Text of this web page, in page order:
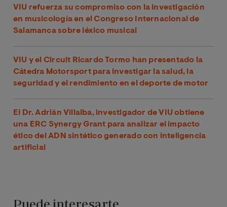
VIU refuerza su compromiso con la investigación
en musicología en el Congreso Internacional de
Salamanca sobre léxico musical
VIU y el Circuit Ricardo Tormo han presentado la
Cátedra Motorsport para investigar la salud, la
seguridad y el rendimiento en el deporte de motor
El Dr. Adrián Villalba, investigador de VIU obtiene
una ERC Synergy Grant para analizar el impacto
ético del ADN sintético generado con inteligencia
artificial
Puede interesarte